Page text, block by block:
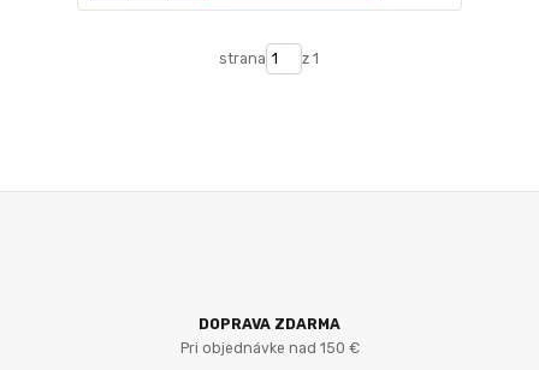
strana z 1
DOPRAVA ZDARMA
Pri objednávke nad 150 €